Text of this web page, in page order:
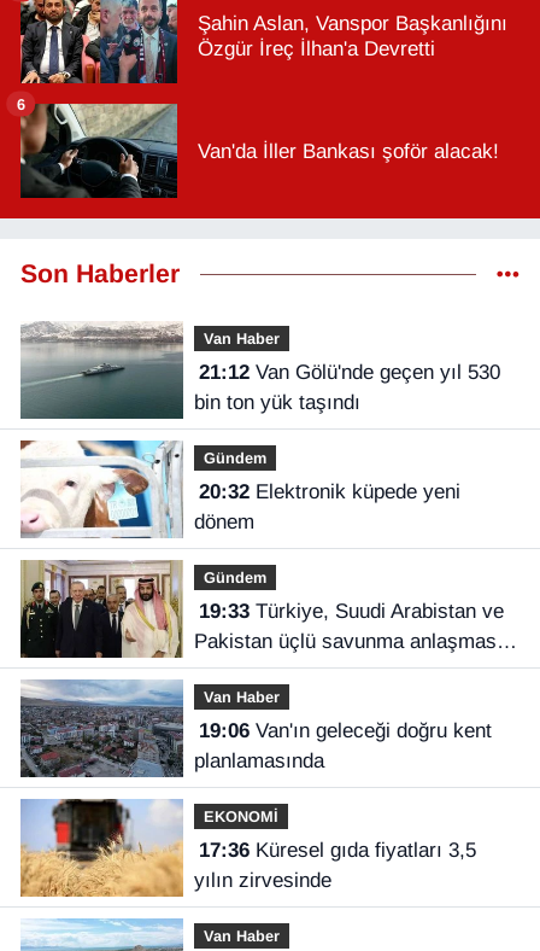
Şahin Aslan, Vanspor Başkanlığını
Özgür İreç İlhan'a Devretti
Van'da İller Bankası şoför alacak!
6
Son Haberler
Van Haber
21:12Van Gölü'nde geçen yıl 530
bin ton yük taşındı
Gündem
20:32Elektronik küpede yeni
dönem
Gündem
19:33Türkiye, Suudi Arabistan ve
Pakistan üçlü savunma anlaşması
imzaladı
Van Haber
19:06Van'ın geleceği doğru kent
planlamasında
EKONOMİ
17:36Küresel gıda fiyatları 3,5
yılın zirvesinde
Van Haber